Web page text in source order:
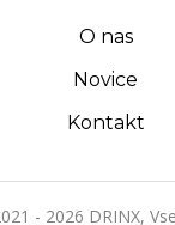
O nas
Novice
Kontakt
- 2026 DRINX,